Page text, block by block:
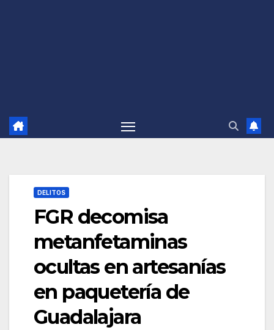
DELITOS
FGR decomisa
metanfetaminas
ocultas en artesanías
en paquetería de
Guadalajara